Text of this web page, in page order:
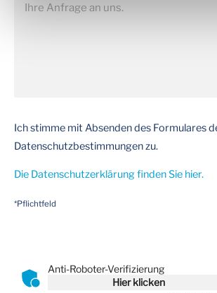
Ich stimme mit Absenden des Formulares
Datenschutzbestimmungen zu.
Die Datenschutzerklärung finden Sie hier.
*Pflichtfeld
Anti-Roboter-Verifizierung
Hier klicken